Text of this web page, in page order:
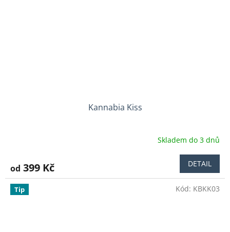
Kannabia Kiss
Skladem do 3 dnů
od 399 Kč DETAIL
Tip Kód: KBKK03